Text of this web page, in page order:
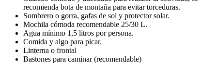
recomienda bota de montaña para evitar torceduras.
Sombrero o gorra, gafas de sol y protector solar.
Mochila cómoda recomendable 25/30 L.
Agua mínimo 1,5 litros por persona.
Comida y algo para picar.
Linterna o frontal
Bastones para caminar (recomendable)